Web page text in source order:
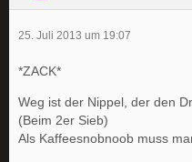
25. Juli 2013 um 19:07
*ZACK*
Weg ist der Nippel, der den
(Beim 2er Sieb)
Als Kaffeesnobnoob muss